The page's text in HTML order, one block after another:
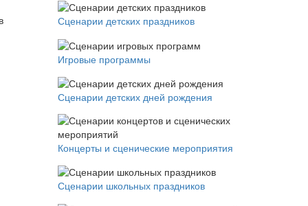
Сценарии детских праздников
Игровые программы
Сценарии детских дней рождения
Концерты и сценические мероприятия
Сценарии школьных праздников